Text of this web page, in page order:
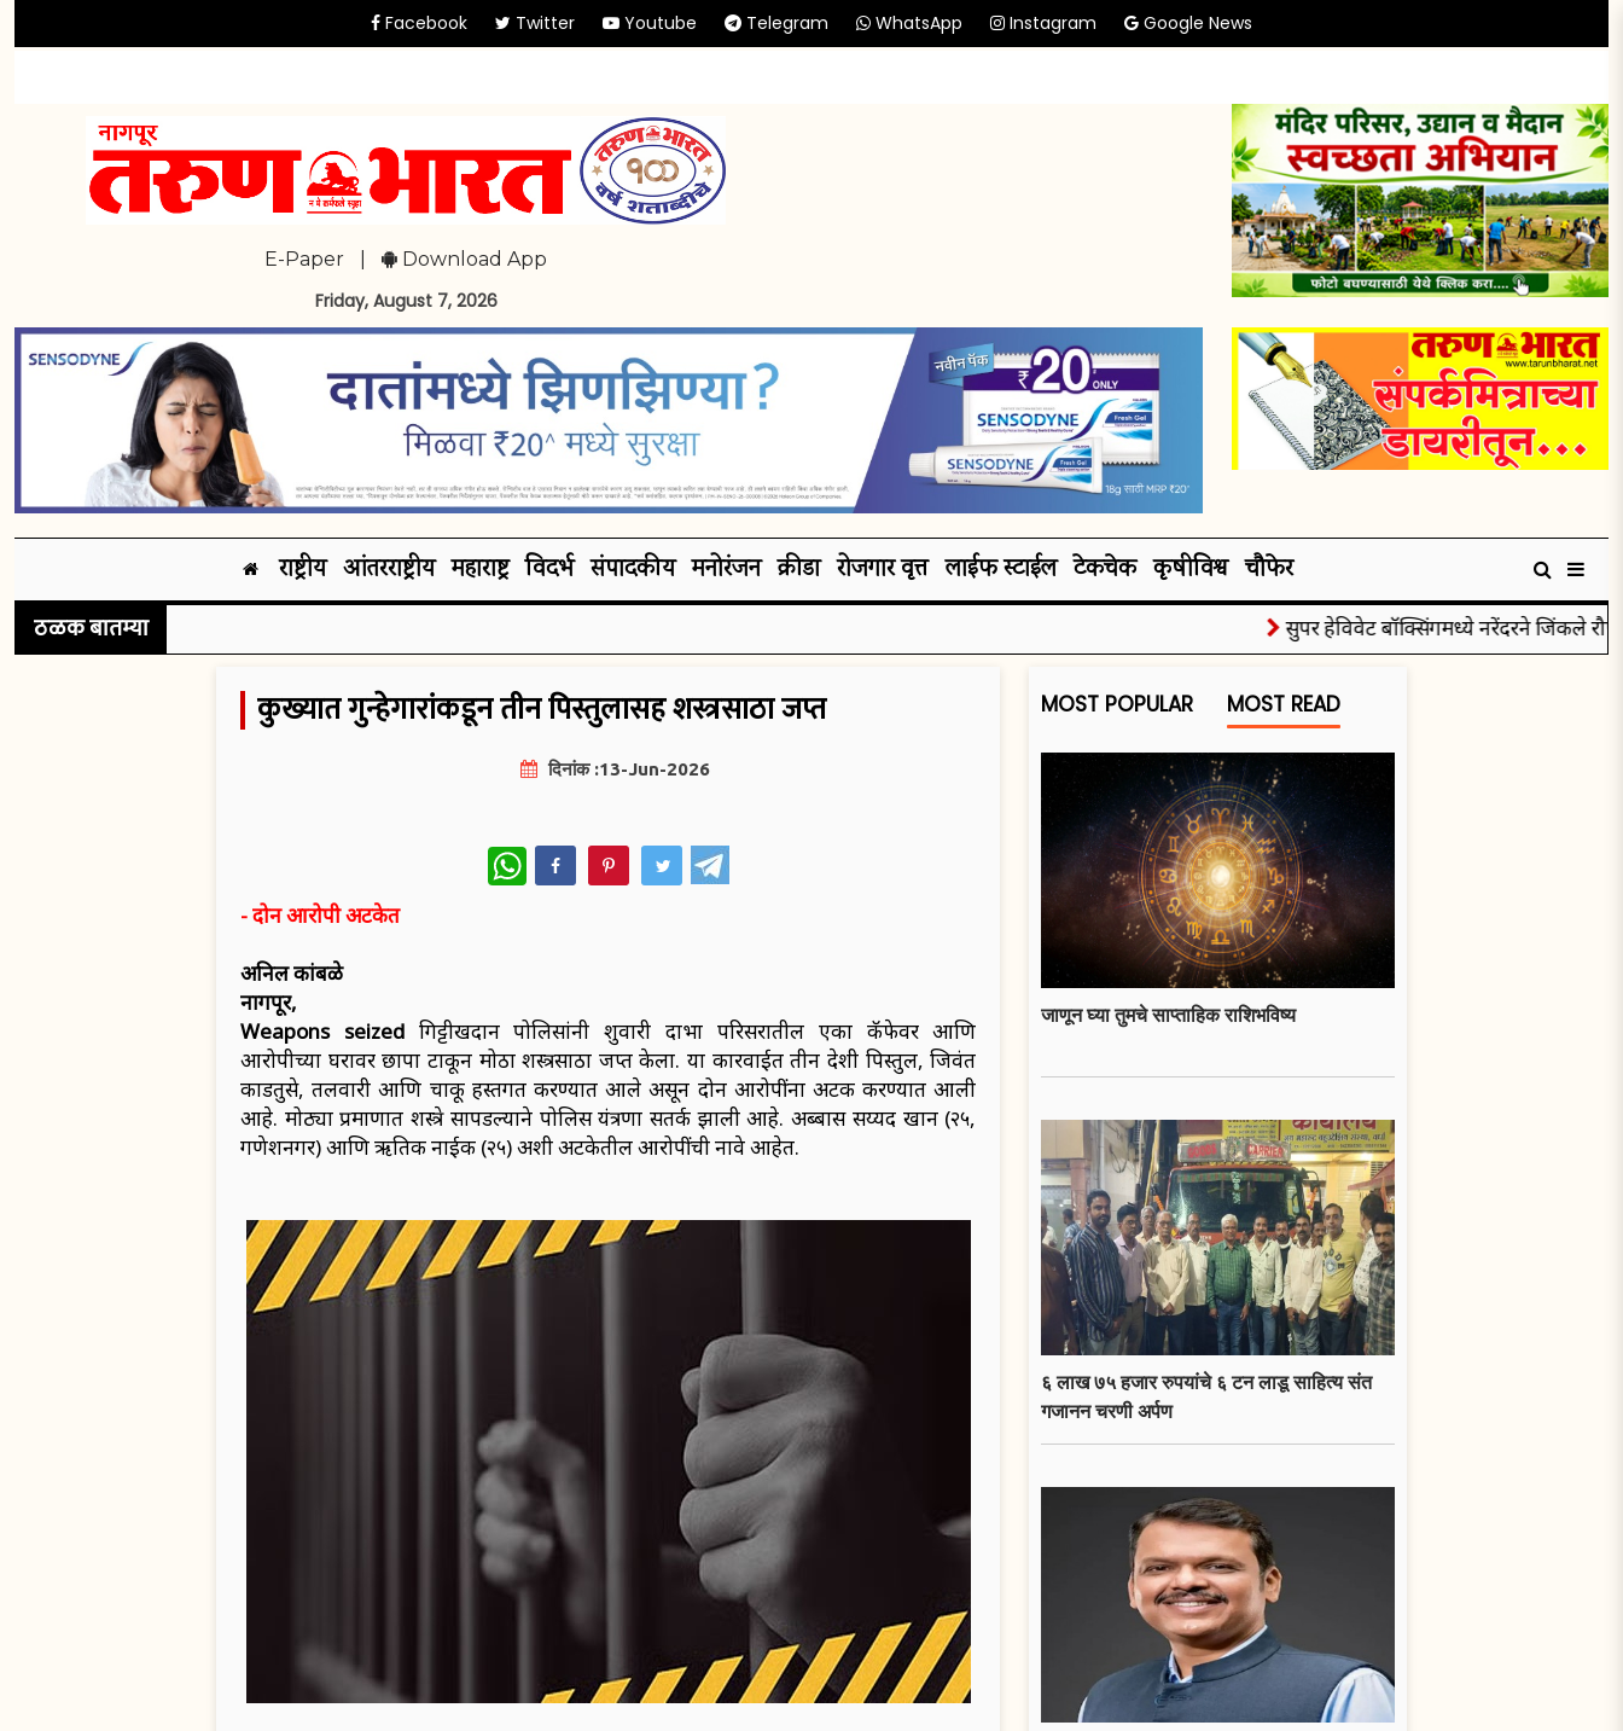
Facebook Twitter Youtube Telegram WhatsApp Instagram Google News
E-Paper Download App
Friday, August 7, 2026
राष्ट्रीय आंतरराष्ट्रीय महाराष्ट्र विदर्भ संपादकीय मनोरंजन क्रीडा रोजगार वृत्त लाईफ स्टाईल टेकचेक कृषीविश्व चौफेर
ठळक बातम्या सुपर हेविवेट बॉक्सिंगमध्ये नरेंदरने जिंकले
कुख्यात गुन्हेगारांकडून तीन पिस्तुलासह शस्त्रसाठा जप्त
दिनांक :13-Jun-2026
WhatsApp
- दोन आरोपी अटकेत
अनिल कांबळे
नागपूर,
Weapons seized गिट्टीखदान पोलिसांनी शुक्रवारी दाभा परिसरातील एका कॅफेवर आणि
आरोपीच्या घरावर छापा टाकून मोठा शस्त्रसाठा जप्त केला. या कारवाईत तीन देशी पिस्तुल, जिवंत
काडतुसे, तलवारी आणि चाकू हस्तगत करण्यात आले असून दोन आरोपींना अटक करण्यात आली
आहे. मोठ्या प्रमाणात शस्त्रे सापडल्याने पोलिस यंत्रणा सतर्क झाली आहे. अब्बास सय्यद खान (२५,
गणेशनगर) आणि ऋतिक नाईक (२५) अशी अटकेतील आरोपींची नावे आहेत.
MOST POPULAR MOST READ
जाणून घ्या तुमचे साप्ताहिक राशिभविष्य
६ लाख ७५ हजार रुपयांचे ६ टन लाडू साहित्य संत
गजानन चरणी अर्पण